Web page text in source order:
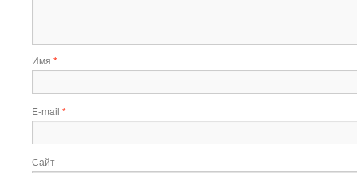
Имя *
E-mail *
Сайт